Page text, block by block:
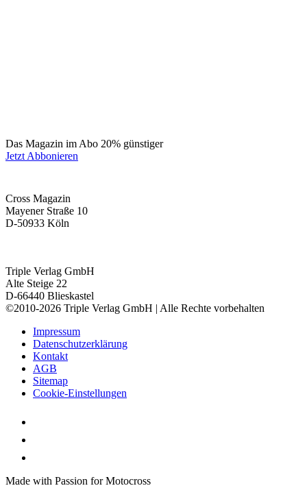
Das Magazin im Abo 20% günstiger
Jetzt Abbonieren
Cross Magazin
Mayener Straße 10
D-50933 Köln
Triple Verlag GmbH
Alte Steige 22
D-66440 Blieskastel
©2010-2026 Triple Verlag GmbH | Alle Rechte vorbehalten
Impressum
Datenschutzerklärung
Kontakt
AGB
Sitemap
Cookie-Einstellungen
Made with Passion for Motocross